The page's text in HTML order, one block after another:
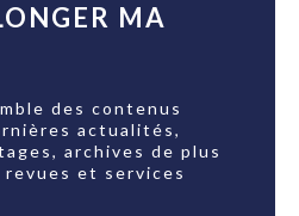
MA
des contenus
actualités,
archives de plus
et services